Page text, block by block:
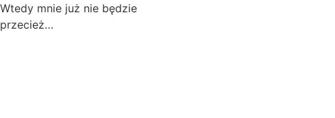
Wtedy mnie już nie będzie
przecież…